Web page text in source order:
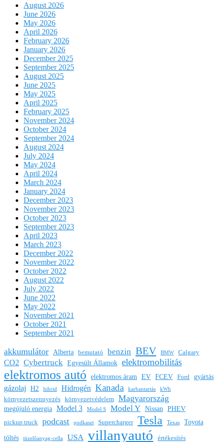
August 2026
June 2026
May 2026
April 2026
February 2026
January 2026
December 2025
September 2025
August 2025
June 2025
May 2025
April 2025
February 2025
November 2024
October 2024
September 2024
August 2024
July 2024
May 2024
April 2024
March 2024
January 2024
December 2023
November 2023
October 2023
September 2023
April 2023
March 2023
December 2022
November 2022
October 2022
August 2022
July 2022
June 2022
May 2022
November 2021
October 2021
September 2021
akkumulátor Alberta bemutató benzin BEV BMW Calgary
CO2 Cybertruck Egyesült Államok elektromobilitás
elektromos autó elektromos áram EV FCEV Ford gyártás
gázolaj H2 hibrid Hidrogén Kanada karbantartás kWh
környezetszennyezés környezetvédelem Magyarország
megújuló energia Model 3 Model S Model Y Nissan PHEV
pickup truck podcast podkaszt Supercharger Tesla Texas
Toyota
töltés
tüzelőanyag-cella USA villanyautó értékesítés